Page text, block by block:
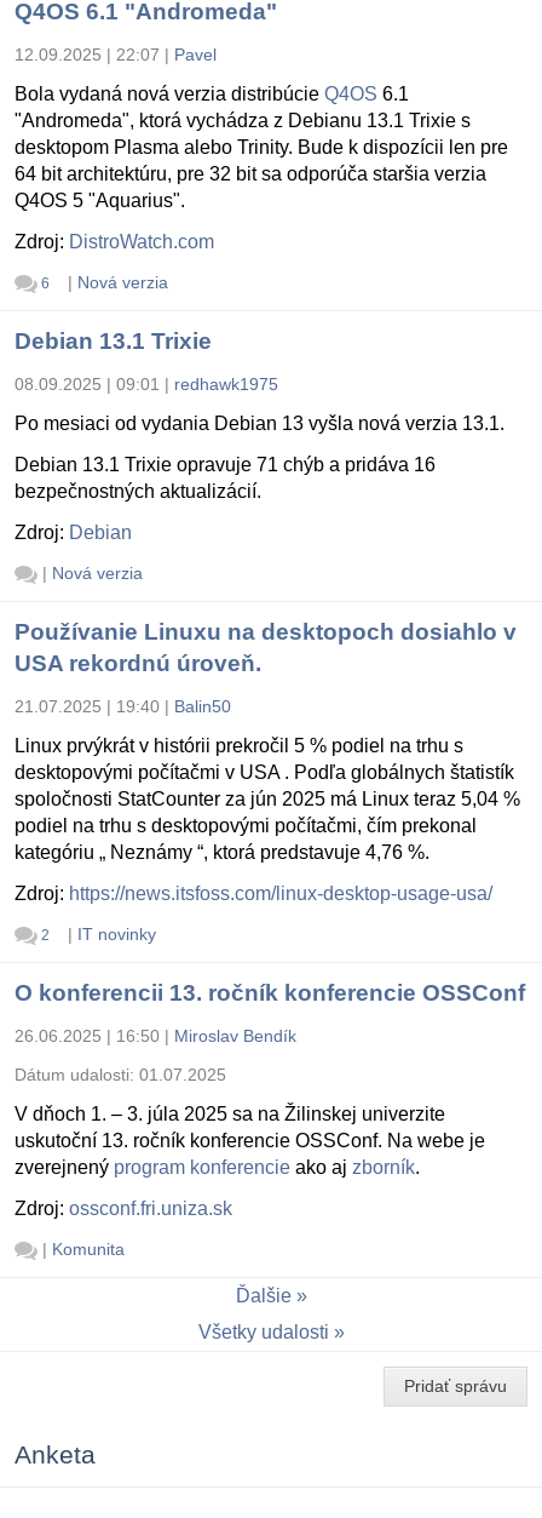
Q4OS 6.1 "Andromeda"
12.09.2025 | 22:07 | Pavel
Bola vydaná nová verzia distribúcie Q4OS 6.1
"Andromeda", ktorá vychádza z Debianu 13.1 Trixie s
desktopom Plasma alebo Trinity. Bude k dispozícii len pre
64 bit architektúru, pre 32 bit sa odporúča staršia verzia
Q4OS 5 "Aquarius".
Zdroj: DistroWatch.com
6 | Nová verzia
Debian 13.1 Trixie
08.09.2025 | 09:01 | redhawk1975
Po mesiaci od vydania Debian 13 vyšla nová verzia 13.1.
Debian 13.1 Trixie opravuje 71 chýb a pridáva 16
bezpečnostných aktualizácií.
Zdroj: Debian
| Nová verzia
Používanie Linuxu na desktopoch dosiahlo v
USA rekordnú úroveň.
21.07.2025 | 19:40 | Balin50
Linux prvýkrát v histórii prekročil 5 % podiel na trhu s
desktopovými počítačmi v USA . Podľa globálnych štatistík
spoločnosti StatCounter za jún 2025 má Linux teraz 5,04 %
podiel na trhu s desktopovými počítačmi, čím prekonal
kategóriu „ Neznámy “, ktorá predstavuje 4,76 %.
Zdroj: https://news.itsfoss.com/linux-desktop-usage-usa/
2 | IT novinky
O konferencii 13. ročník konferencie OSSConf
26.06.2025 | 16:50 | Miroslav Bendík
Dátum udalosti: 01.07.2025
V dňoch 1. – 3. júla 2025 sa na Žilinskej univerzite
uskutoční 13. ročník konferencie OSSConf. Na webe je
zverejnený program konferencie ako aj zborník.
Zdroj: ossconf.fri.uniza.sk
| Komunita
Ďalšie
Všetky udalosti
Pridať správu
Anketa